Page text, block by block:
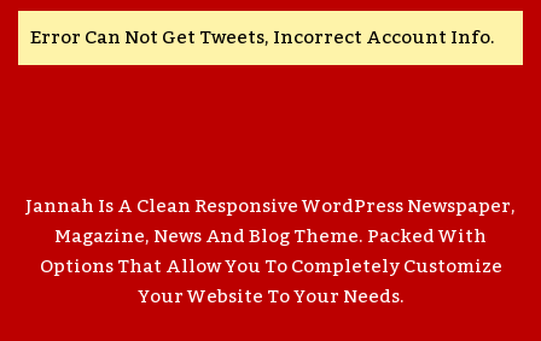
Error Can Not Get Tweets, Incorrect Account Info.
Jannah Is A Clean Responsive WordPress Newspaper,
Magazine, News And Blog Theme. Packed With
Options That Allow You To Completely Customize
Your Website To Your Needs.